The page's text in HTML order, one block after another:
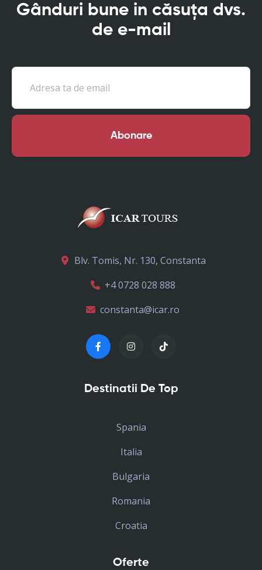
Gânduri bune in căsuța dvs.
de e-mail
Abonare
Blv. Tomis, Nr. 130, Constanta
+4 0728 028 888
constanta@icar.ro
Destinatii De Top
Spania
Italia
Bulgaria
Romania
Croatia
Oferte